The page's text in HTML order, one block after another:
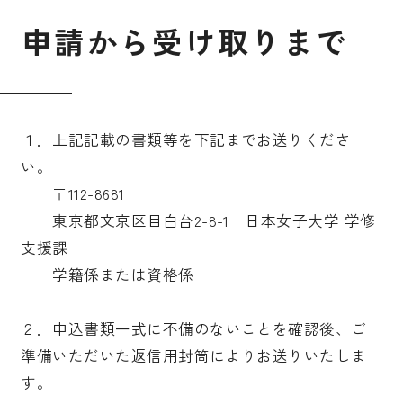
申請から 受け取 り ま で
１．上記記載の書類等を下記までお送りくださ
い。
〒112-8681
東京都文京区目白台2-8-1 日本女子大学 学修
支援課
学籍係または資格係
２．申込書類一式に不備のないことを確認後、ご
準備いただいた返信用封筒によりお送りいたしま
す。